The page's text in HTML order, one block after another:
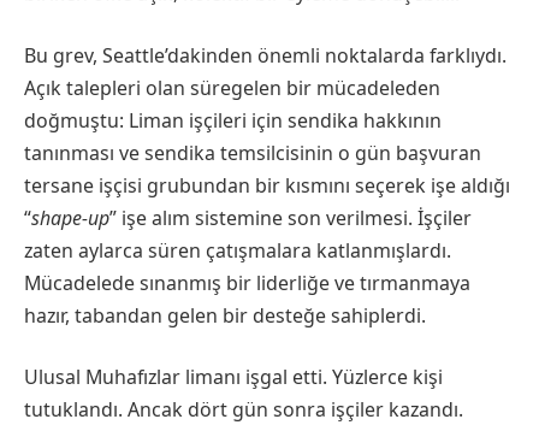
Bu grev, Seattle’dakinden önemli noktalarda farklıydı.
Açık talepleri olan süregelen bir mücadeleden
doğmuştu: Liman işçileri için sendika hakkının
tanınması ve sendika temsilcisinin o gün başvuran
tersane işçisi grubundan bir kısmını seçerek işe aldığı
“shape-up” işe alım sistemine son verilmesi. İşçiler
zaten aylarca süren çatışmalara katlanmışlardı.
Mücadelede sınanmış bir liderliğe ve tırmanmaya
hazır, tabandan gelen bir desteğe sahiplerdi.
Ulusal Muhafızlar limanı işgal etti. Yüzlerce kişi
tutuklandı. Ancak dört gün sonra işçiler kazandı.